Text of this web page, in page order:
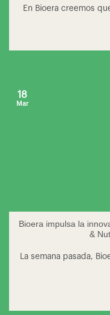
En Bioera creemos
Bioera impulsa la
&
La semana pasada,
18
Mar